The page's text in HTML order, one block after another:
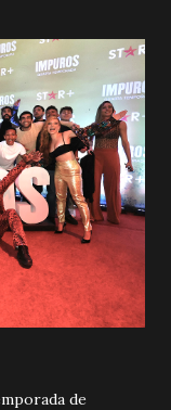
de